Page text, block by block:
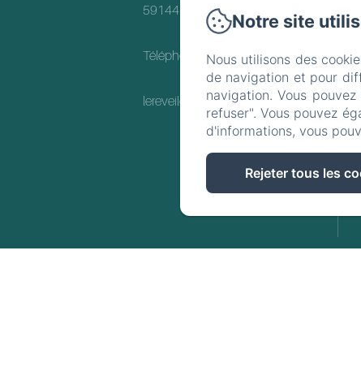
59144 - Wargnies-le-Petit
Téléphone: +33(0)676367398
lereveildelabruyere@gmail.com
Notre site
Nous utilisons des
de navigation et pour
navigation. Vous
refuser". Vous pouvez
d'informations, vous
Rejeter tous les